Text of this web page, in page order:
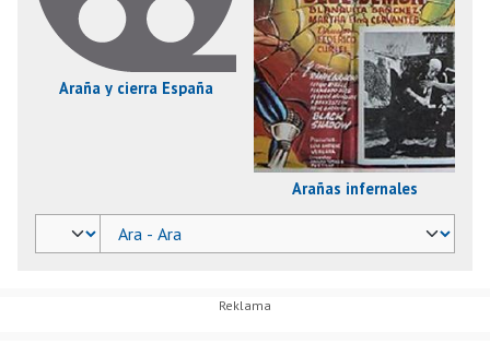
Araña y cierra España
Arañas infernales